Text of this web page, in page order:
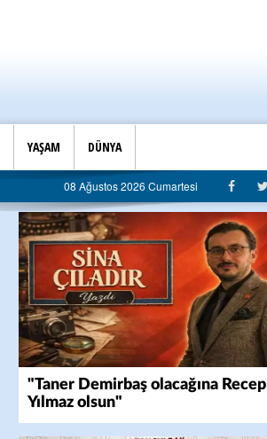
YAŞAM DÜNYA
08 Ağustos 2026 Cumartesi
"Taner Demirbaş olacağına Recep
Yılmaz olsun"